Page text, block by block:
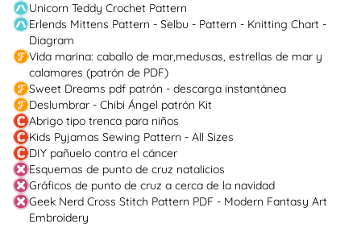
Unicorn Teddy Crochet Pattern
Erlends Mittens Pattern - Selbu - Pattern - Knitting Chart -
Diagram
Vida marina: caballo de mar,medusas, estrellas de mar y
calamares (patrón de PDF)
Sweet Dreams pdf patrón - descarga instantánea
Deslumbrar - Chibi Ángel patrón Kit
Abrigo tipo trenca para niños
Kids Pyjamas Sewing Pattern - All Sizes
DIY pañuelo contra el cáncer
Esquemas de punto de cruz natalicios
Gráficos de punto de cruz a cerca de la navidad
Geek Nerd Cross Stitch Pattern PDF - Modern Fantasy Art
Embroidery